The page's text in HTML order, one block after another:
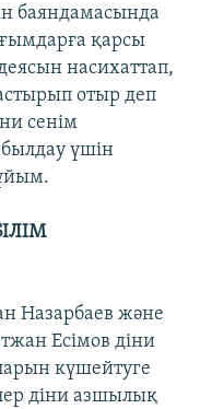
баяндамасында
қарсы
насихаттап,
отыр деп
сенім
үшін
Назарбаев және
Есімов діни
күшейтуге
діни азшылық